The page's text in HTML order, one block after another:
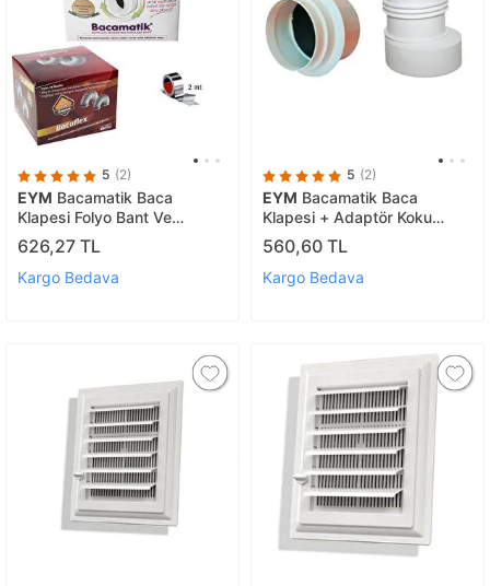
5 (2)
EYM Bacamatik Baca
Klapesi Folyo Bant Ve
Aspiratör Borusu 2 Mt Set
626,27 TL
Kargo Bedava
5 (2)
EYM Bacamatik Baca
Klapesi + Adaptör Koku
Önleyici Set
560,60 TL
Kargo Bedava